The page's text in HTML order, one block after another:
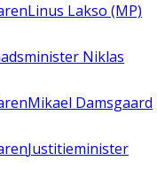
Linus Lakso (MP)
Niklas
Mikael Damsgaard
Justitieminister